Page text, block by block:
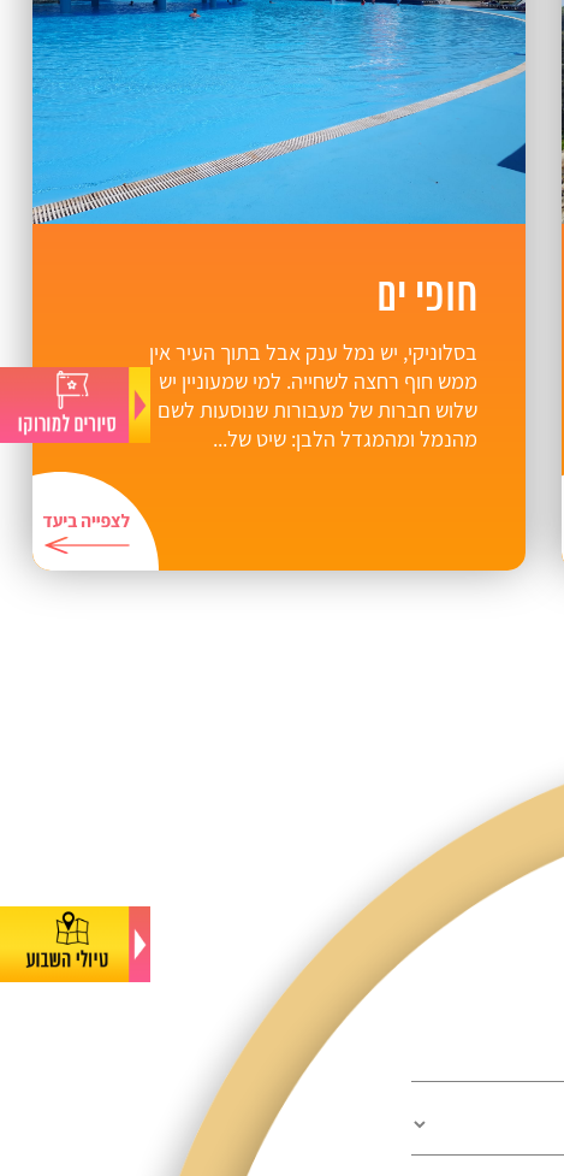
חופי ים
בסלוניקי, יש נמל ענק אבל בתוך העיר אין
ממש חוף רחצה לשחייה. למי שמעוניין יש
שלוש חברות של מעבורות שנוסעות לשם
מהנמל ומהמגדל הלבן: שיט של...